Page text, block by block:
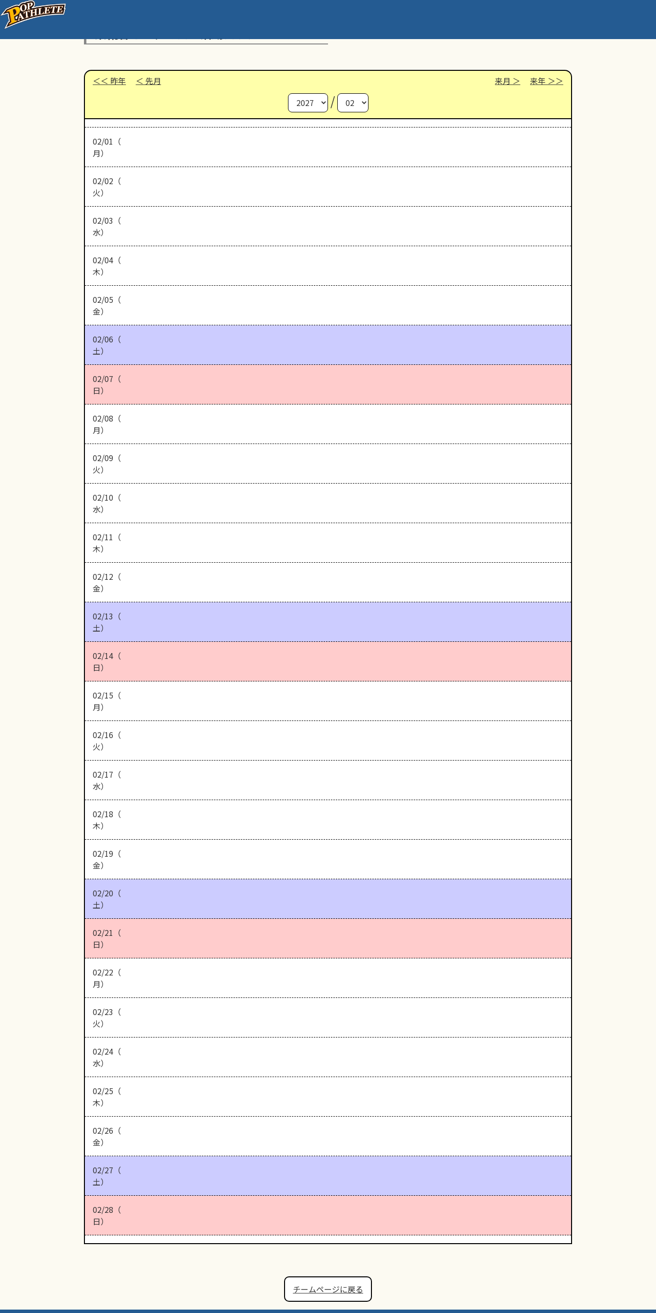
昨年 先月 来月 来年
/
02/01（
月）
02/02（
火）
02/03（
水）
02/04（
木）
02/05（
金）
02/06（
土）
02/07（
日）
02/08（
月）
02/09（
火）
02/10（
水）
02/11（
木）
02/12（
金）
02/13（
土）
02/14（
日）
02/15（
月）
02/16（
火）
02/17（
水）
02/18（
木）
02/19（
金）
02/20（
土）
02/21（
日）
02/22（
月）
02/23（
火）
02/24（
水）
02/25（
木）
02/26（
金）
02/27（
土）
02/28（
日）
チームページに戻る